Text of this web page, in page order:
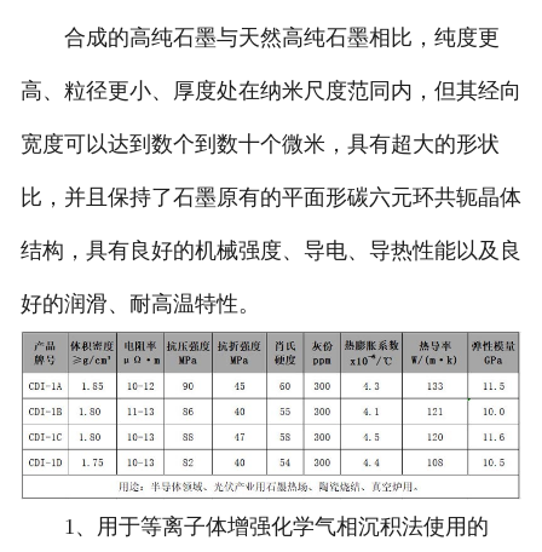
合成的高纯石墨与天然高纯石墨相比，纯度更
高、粒径更小、厚度处在纳米尺度范同内，但其经向
宽度可以达到数个到数十个微米，具有超大的形状
比，并且保持了石墨原有的平面形碳六元环共轭晶体
结构，具有良好的机械强度、导电、导热性能以及良
好的润滑、耐高温特性。
1、用于等离子体增强化学气相沉积法使用的